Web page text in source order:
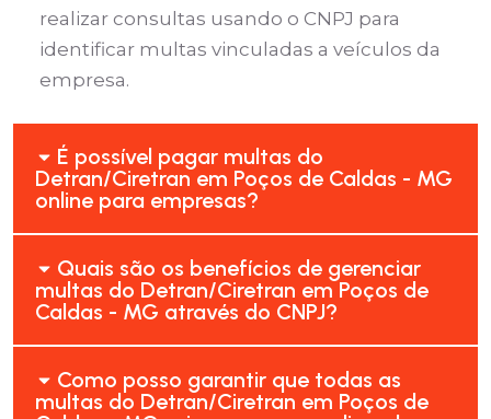
realizar consultas usando o CNPJ para
identificar multas vinculadas a veículos da
empresa.
É possível pagar multas do
Detran/Ciretran em Poços de Caldas - MG
online para empresas?
Quais são os benefícios de gerenciar
multas do Detran/Ciretran em Poços de
Caldas - MG através do CNPJ?
Como posso garantir que todas as
multas do Detran/Ciretran em Poços de